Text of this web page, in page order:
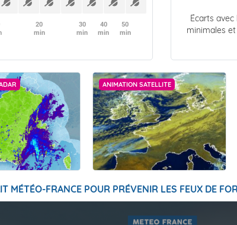
20
min
30
min
40
min
50
min
Écarts
minimales
ANIMATION SATELLITE
MÉTÉO-FRANCE POUR PRÉVENIR LES FEUX DE